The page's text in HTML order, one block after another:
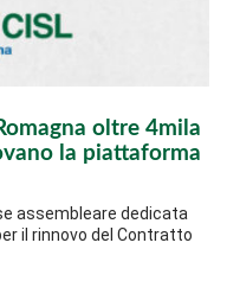
oltre 4mila
la piattaforma
assembleare dedicata
il rinnovo del Contratto